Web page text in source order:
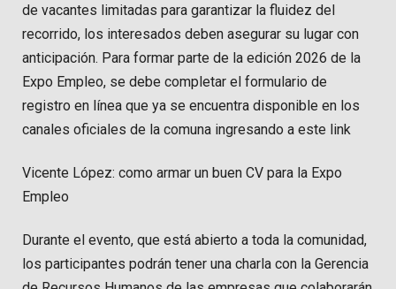
de vacantes limitadas para garantizar la fluidez del
recorrido, los interesados deben asegurar su lugar con
anticipación. Para formar parte de la edición 2026 de la
Expo Empleo, se debe completar el formulario de
registro en línea que ya se encuentra disponible en los
canales oficiales de la comuna ingresando a este link
Vicente López: como armar un buen CV para la Expo
Empleo
Durante el evento, que está abierto a toda la comunidad,
los participantes podrán tener una charla con la Gerencia